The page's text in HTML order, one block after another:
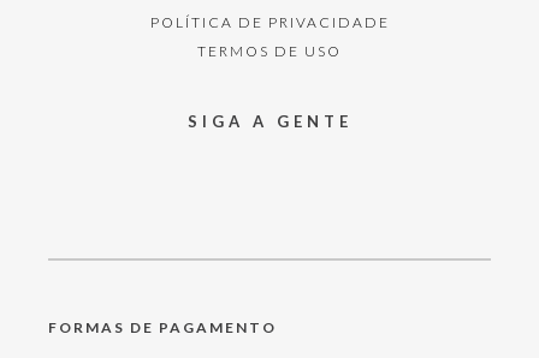
POLÍTICA DE PRIVACIDADE
TERMOS DE USO
SIGA A GENTE
FORMAS DE PAGAMENTO